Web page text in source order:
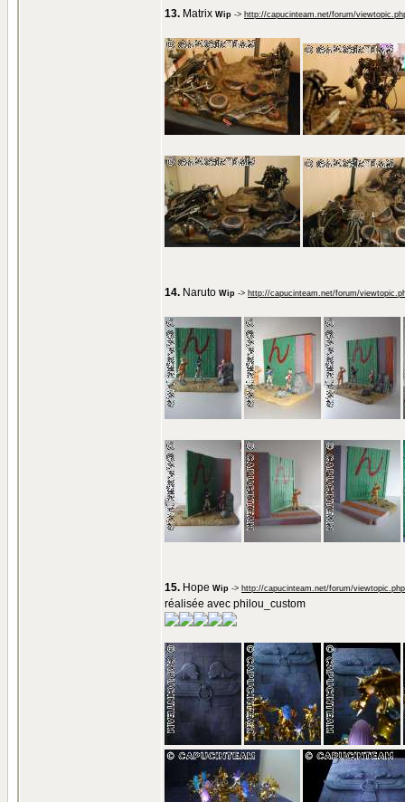
13. Matrix Wip -> http://capucinteam.net/forum/
14. Naruto Wip -> http://capucinteam.net/forum/
15. Hope Wip -> http://capucinteam.net/forum/
réalisée avec philou_custom